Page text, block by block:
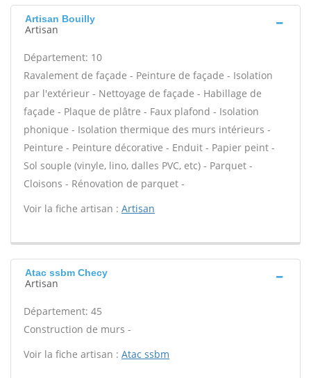
Artisan Bouilly
Artisan
Département: 10
Ravalement de façade - Peinture de façade - Isolation
par l'extérieur - Nettoyage de façade - Habillage de
façade - Plaque de plâtre - Faux plafond - Isolation
phonique - Isolation thermique des murs intérieurs -
Peinture - Peinture décorative - Enduit - Papier peint -
Sol souple (vinyle, lino, dalles PVC, etc) - Parquet -
Cloisons - Rénovation de parquet -
Voir la fiche artisan : Artisan
Atac ssbm Checy
Artisan
Département: 45
Construction de murs -
Voir la fiche artisan : Atac ssbm